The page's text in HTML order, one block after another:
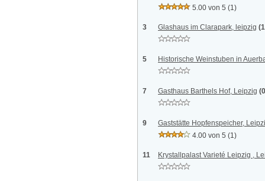
5.00 von 5 (1)
3 Glashaus im Clarapark, leipzig
5 Historische Weinstuben in
7 Gasthaus Barthels Hof, Leipzig
9
Gaststätte Hopfenspeicher,
4.00 von 5 (1)
11 Krystallpalast Varieté Leipzig ,